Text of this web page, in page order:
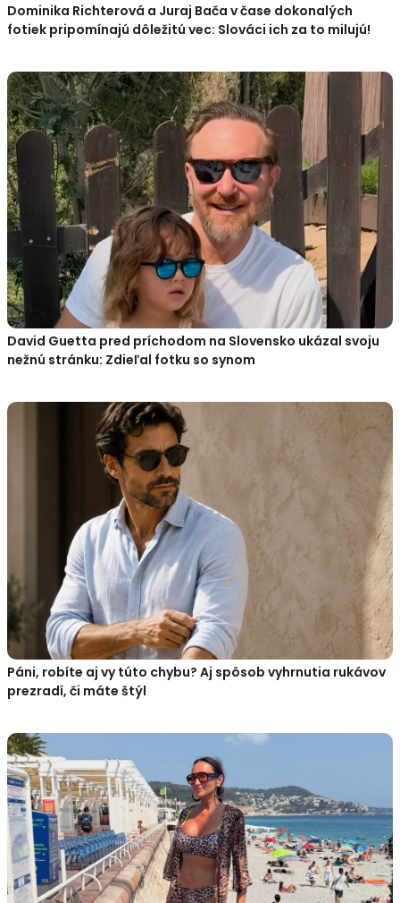
Dominika Richterová a Juraj Bača v čase dokonalých
fotiek pripomínajú dôležitú vec: Slováci ich za to milujú!
David Guetta pred príchodom na Slovensko ukázal svoju
nežnú stránku: Zdieľal fotku so synom
Páni, robíte aj vy túto chybu? Aj spôsob vyhrnutia rukávov
prezradí, či máte štýl